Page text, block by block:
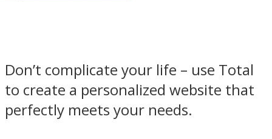
Don’t complicate your life – use Total
to create a personalized website that
perfectly meets your needs.